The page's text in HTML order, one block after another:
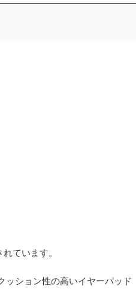
ています。
ッション性の高いイヤーパッド